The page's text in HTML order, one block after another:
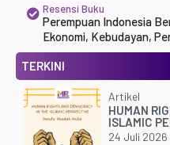
Resensi Buku
Perempuan Indonesia
Ekonomi, Kebudayan,
TERKINI
Artikel
HUMAN
ISLAMIC
24 Juli 2026